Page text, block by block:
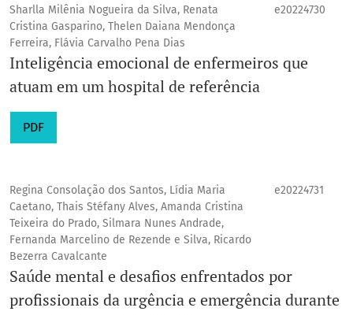
Sharlla Milênia Nogueira da Silva, Renata
Cristina Gasparino, Thelen Daiana Mendonça
Ferreira, Flávia Carvalho Pena Dias
e20224730
Inteligência emocional de enfermeiros que
atuam em um hospital de referência
PDF
Regina Consolação dos Santos, Lídia Maria
Caetano, Thais Stéfany Alves, Amanda Cristina
Teixeira do Prado, Silmara Nunes Andrade,
Fernanda Marcelino de Rezende e Silva, Ricardo
Bezerra Cavalcante
e20224731
Saúde mental e desafios enfrentados por
profissionais da urgência e emergência durante